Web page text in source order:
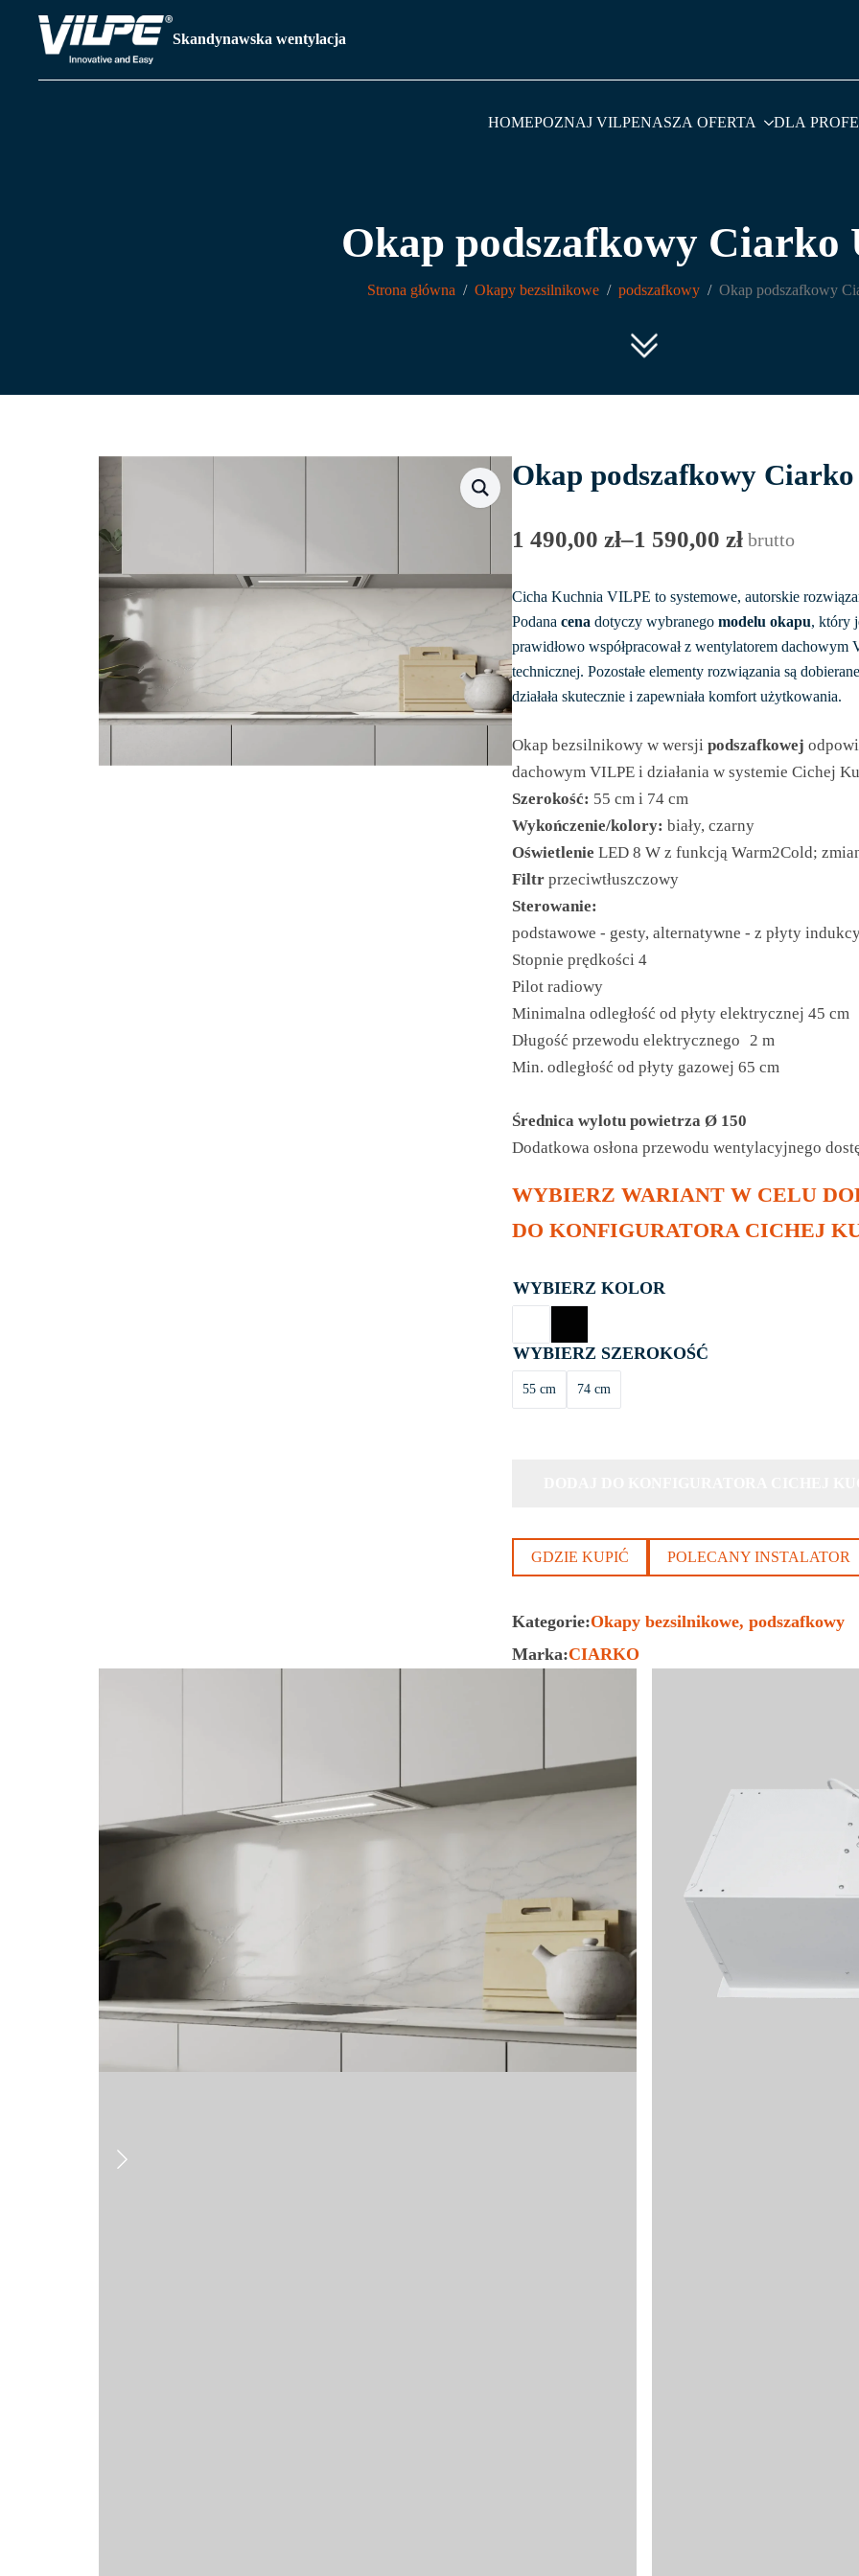
Skandynawska wentylacja
HOMEPOZNAJ VILPENASZA OFERTA DLA
Okap podszafkowy Ciarko
Strona główna Okapy bezsilnikowe podszafkowy Okap podszafkowy
Okap podszafkowy
1 490,00 zł–1 590,00 zł
Zakres
cen:
od
1
490,00 zł
do
1
590,00 zł
brutto
Cicha Kuchnia VILPE to systemowe, autorskie
Podanacena dotyczy wybranegomodelu okapu, który
prawidłowo współpracował z wentylatorem
technicznej. Pozostałe elementy rozwiązania są
działała skutecznie i zapewniała komfort użytkowania.
Okap bezsilnikowy w wersjipodszafkowej
dachowym VILPE i działania w systemie Cichej
Szerokość: 55 cm i 74 cm
Wykończenie/kolory: biały, czarny
Oświetlenie LED 8 W z funkcją Warm2Cold;
Filtrprzeciwtłuszczowy
Sterowanie:
podstawowe - gesty, alternatywne - z płyty
Stopnie prędkości 4
Pilot radiowy
Minimalna odległość od płyty elektrycznej 45 cm
Długość przewodu elektrycznego 2 m
Min. odległość od płyty gazowej 65 cm
Średnica wylotu powietrza Ø 150
Dodatkowa osłona przewodu wentylacyjnego
WYBIERZ WARIANT W CELU
DO KONFIGURATORA CICHEJ
KOLOR
SZEROKOŚĆ
55 cm 74 cm
GDZIE KUPIĆ POLECANY INSTALATOR
Kategorie:Okapy bezsilnikowe podszafkowy
Marka:CIARKO